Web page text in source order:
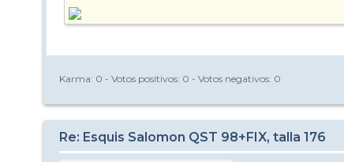
Karma: 0 - Votos positivos: 0 - Votos negativos: 0
Re: Esquis Salomon QST 98+FIX, talla 176